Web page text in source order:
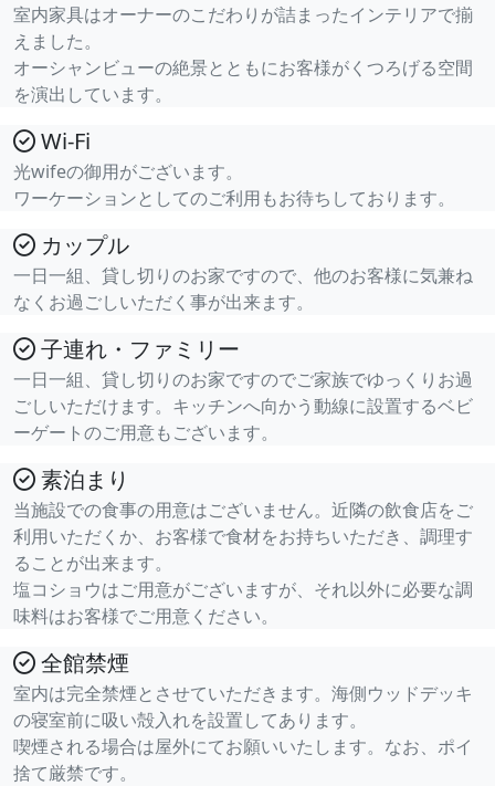
室内家具はオーナーのこだわりが詰まったインテリアで揃
えました。
オーシャンビューの絶景とともにお客様がくつろげる空間
を演出しています。
Wi-Fi
光wifeの御用がございます。
ワーケーションとしてのご利用もお待ちしております。
カップル
一日一組、貸し切りのお家ですので、他のお客様に気兼ね
なくお過ごしいただく事が出来ます。
子連れ・ファミリー
一日一組、貸し切りのお家ですのでご家族でゆっくりお過
ごしいただけます。キッチンへ向かう動線に設置するベビ
ーゲートのご用意もございます。
素泊まり
当施設での食事の用意はございません。近隣の飲食店をご
利用いただくか、お客様で食材をお持ちいただき、調理す
ることが出来ます。
塩コショウはご用意がございますが、それ以外に必要な調
味料はお客様でご用意ください。
全館禁煙
室内は完全禁煙とさせていただきます。海側ウッドデッキ
の寝室前に吸い殻入れを設置してあります。
喫煙される場合は屋外にてお願いいたします。なお、ポイ
捨て厳禁です。